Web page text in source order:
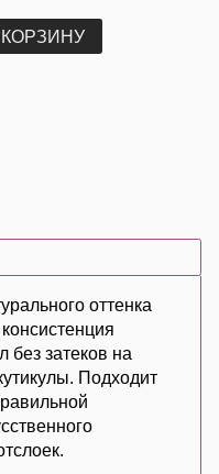
КОРЗИНУ
оттенка
без затеков на
Подходит